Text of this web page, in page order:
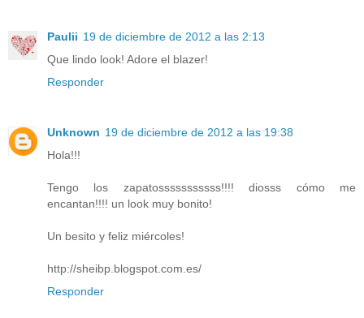
Paulii 19 de diciembre de 2012 a las 2:13
Que lindo look! Adore el blazer!
Responder
Unknown 19 de diciembre de 2012 a las 19:38
Hola!!!
Tengo los zapatosssssssssss!!!! diosss cómo me
encantan!!!! un look muy bonito!
Un besito y feliz miércoles!
http://sheibp.blogspot.com.es/
Responder